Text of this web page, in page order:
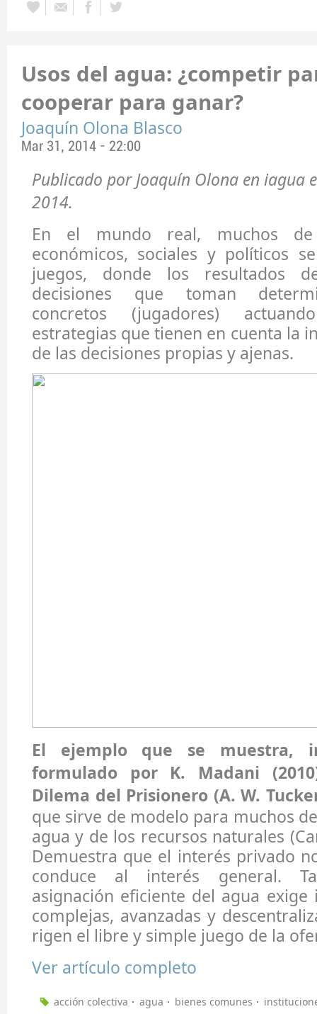
Usos del agua: ¿competir
cooperar para ganar?
Joaquín Olona Blasco
Mar 31, 2014 - 22:00
Publicado por Joaquín Olona en iagua
2014.
En el mundo real, muchos
económicos, sociales y políticos
juegos, donde los resultados
decisiones que toman
concretos (jugadores)
estrategias que tienen en cuenta la
de las decisiones propias y ajenas.
El ejemplo que se muestra,
formulado por K. Madani
Dilema del Prisionero (A. W.
que sirve de modelo para muchos
agua y de los recursos naturales
Demuestra que el interés privado
conduce al interés general.
asignación eficiente del agua exige
complejas, avanzadas y
rigen el libre y simple juego de la
Ver artículo completo
acción colectiva agua bienes comunes